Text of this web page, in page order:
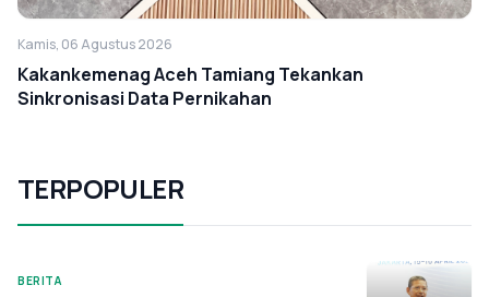
Kamis, 06 Agustus 2026
Kakankemenag Aceh Tamiang Tekankan
Sinkronisasi Data Pernikahan
TERPOPULER
BERITA